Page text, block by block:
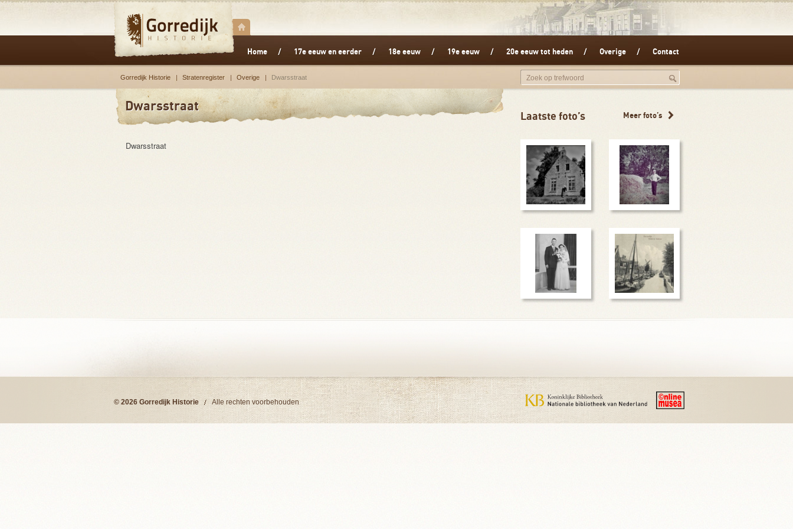
Home 17e eeuw en eerder 18e eeuw 19e eeuw 20e eeuw tot heden Overige Contact
Gorredijk Historie Stratenregister Overige Dwarsstraat
Dwarsstraat
Dwarsstraat
Meer foto’s
Laatste foto’s
© 2026 Gorredijk Historie Alle rechten voorbehouden